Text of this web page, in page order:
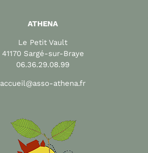
ATHENA
Le Petit Vault
41170 Sargé-sur-Braye
06.36.29.08.99
accueil@asso-athena.fr